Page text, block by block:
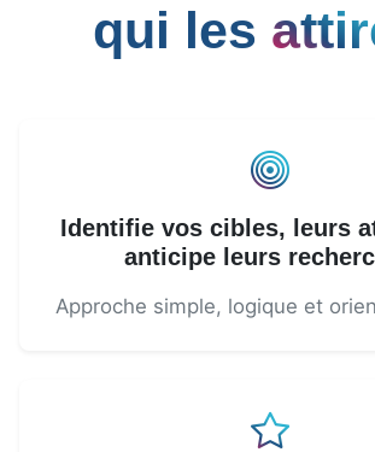
qui les
Identifie vos cibles, leurs
anticipe leurs
Approche simple, logique et